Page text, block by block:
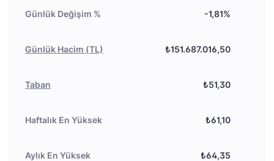
Günlük Değişim % -1,81%
Günlük Hacim (TL) ₺151.687.016,50
Taban ₺51,30
Haftalık En Yüksek ₺61,10
Aylık En Yüksek ₺64,35